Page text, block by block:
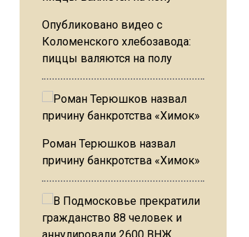
Опубликовано видео с
Коломенского хлебозавода:
пиццы валяются на полу
Роман Терюшков назвал
причину банкротства «Химок»